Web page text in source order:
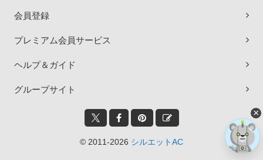
会員登録
プレミアム会員サービス
ヘルプ＆ガイド
グループサイト
© 2011-2026 シルエットAC
×